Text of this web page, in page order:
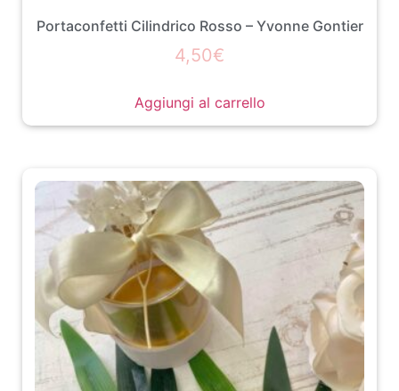
Portaconfetti Cilindrico Rosso – Yvonne Gontier
4,50€
Aggiungi al carrello